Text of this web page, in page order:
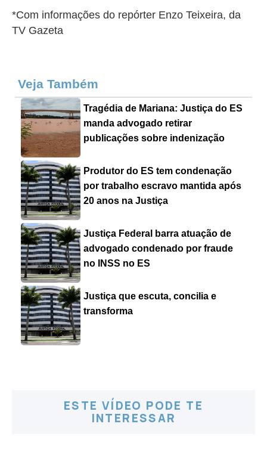
*Com informações do repórter Enzo Teixeira, da
TV Gazeta
Veja Também
Tragédia de Mariana: Justiça do ES
manda advogado retirar
publicações sobre indenização
Produtor do ES tem condenação
por trabalho escravo mantida após
20 anos na Justiça
Justiça Federal barra atuação de
advogado condenado por fraude
no INSS no ES
Justiça que escuta, concilia e
transforma
ESTE VÍDEO PODE TE
INTERESSAR